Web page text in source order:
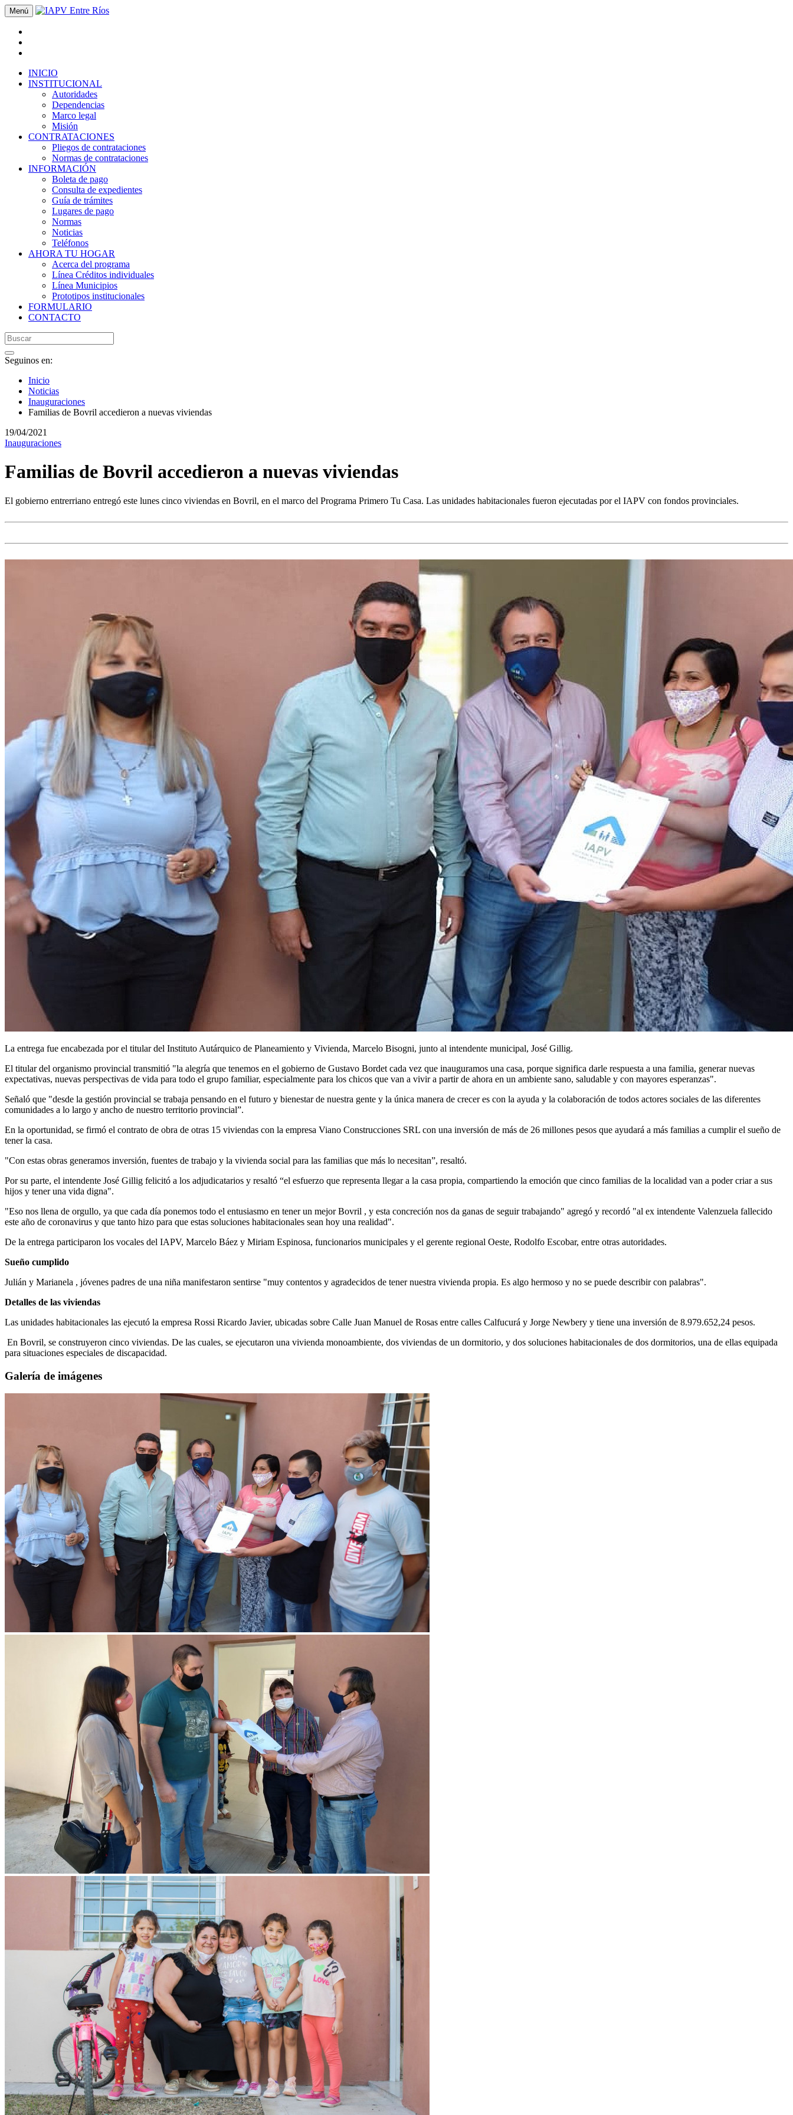
Menú
INICIO
INSTITUCIONAL
Autoridades
Dependencias
Marco legal
Misión
CONTRATACIONES
Pliegos de contrataciones
Normas de contrataciones
INFORMACIÓN
Boleta de pago
Consulta de expedientes
Guía de trámites
Lugares de pago
Normas
Noticias
Teléfonos
AHORA TU HOGAR
Acerca del programa
Línea Créditos individuales
Línea Municipios
Prototipos institucionales
FORMULARIO
CONTACTO
Seguinos en:
Inicio
Noticias
Inauguraciones
Familias de Bovril accedieron a nuevas viviendas
19/04/2021
Inauguraciones
Familias de Bovril accedieron a nuevas viviendas
El gobierno entrerriano entregó este lunes cinco viviendas en Bovril, en el marco del Programa Primero Tu Casa. Las unidades habitacionales fueron ejecutadas por el IAPV con fondos provinciales.
La entrega fue encabezada por el titular del Instituto Autárquico de Planeamiento y Vivienda, Marcelo Bisogni, junto al intendente municipal, José Gillig.
El titular del organismo provincial transmitió "la alegría que tenemos en el gobierno de Gustavo Bordet cada vez que inauguramos una casa, porque significa darle respuesta a una familia, generar nuevas
expectativas, nuevas perspectivas de vida para todo el grupo familiar, especialmente para los chicos que van a vivir a partir de ahora en un ambiente sano, saludable y con mayores esperanzas".
Señaló que "desde la gestión provincial se trabaja pensando en el futuro y bienestar de nuestra gente y la única manera de crecer es con la ayuda y la colaboración de todos actores sociales de las diferentes
comunidades a lo largo y ancho de nuestro territorio provincial”.
En la oportunidad, se firmó el contrato de obra de otras 15 viviendas con la empresa Viano Construcciones SRL con una inversión de más de 26 millones pesos que ayudará a más familias a cumplir el sueño de
tener la casa.
"Con estas obras generamos inversión, fuentes de trabajo y la vivienda social para las familias que más lo necesitan”, resaltó.
Por su parte, el intendente José Gillig felicitó a los adjudicatarios y resaltó “el esfuerzo que representa llegar a la casa propia, compartiendo la emoción que cinco familias de la localidad van a poder criar a sus
hijos y tener una vida digna".
"Eso nos llena de orgullo, ya que cada día ponemos todo el entusiasmo en tener un mejor Bovril , y esta concreción nos da ganas de seguir trabajando" agregó y recordó "al ex intendente Valenzuela fallecido
este año de coronavirus y que tanto hizo para que estas soluciones habitacionales sean hoy una realidad".
De la entrega participaron los vocales del IAPV, Marcelo Báez y Miriam Espinosa, funcionarios municipales y el gerente regional Oeste, Rodolfo Escobar, entre otras autoridades.
Sueño cumplido
Julián y Marianela , jóvenes padres de una niña manifestaron sentirse "muy contentos y agradecidos de tener nuestra vivienda propia. Es algo hermoso y no se puede describir con palabras".
Detalles de las viviendas
Las unidades habitacionales las ejecutó la empresa Rossi Ricardo Javier, ubicadas sobre Calle Juan Manuel de Rosas entre calles Calfucurá y Jorge Newbery y tiene una inversión de 8.979.652,24 pesos.
En Bovril, se construyeron cinco viviendas. De las cuales, se ejecutaron una vivienda monoambiente, dos viviendas de un dormitorio, y dos soluciones habitacionales de dos dormitorios, una de ellas equipada
para situaciones especiales de discapacidad.
Galería de imágenes